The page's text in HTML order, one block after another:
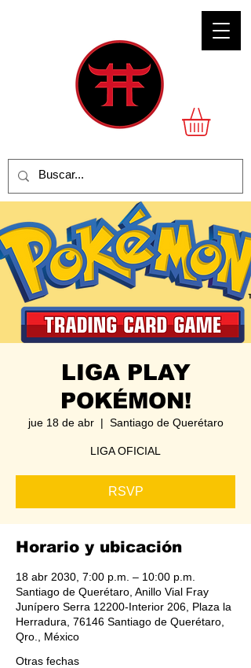
LIGA PLAY
POKÉMON!
jue 18 de abr
  |
Santiago de Querétaro
LIGA OFICIAL
RSVP
Horario y ubicación
18 abr 2030, 7:00 p.m. – 10:00 p.m.
Santiago de Querétaro, Anillo Vial Fray
Junípero Serra 12200-Interior 206, Plaza la
Herradura, 76146 Santiago de Querétaro,
Qro., México
Otras fechas